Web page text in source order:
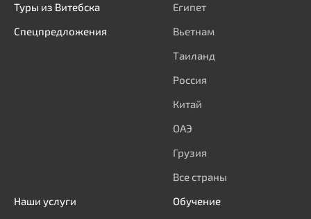
Туры из Витебска
Спецпредложения
Египет
Вьетнам
Таиланд
Россия
Китай
ОАЭ
Грузия
Все страны
Наши услуги
Обучение